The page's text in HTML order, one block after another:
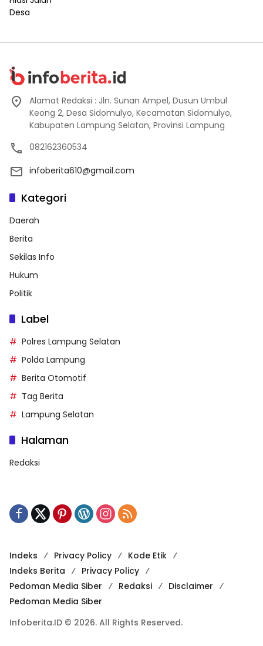
Alamat Redaksi : Jln. Sunan Ampel, Dusun Umbul
Keong 2, Desa Sidomulyo, Kecamatan Sidomulyo,
Kabupaten Lampung Selatan, Provinsi Lampung
082162360534
infoberita610@gmail.com
Kategori
Daerah
Berita
Sekilas Info
Hukum
Politik
Label
Polres Lampung Selatan
Polda Lampung
Berita Otomotif
Tag Berita
Lampung Selatan
Halaman
Redaksi
Indeks Privacy Policy
Kode Etik
Indeks Berita
Privacy Policy
Pedoman Media Siber
Redaksi
Disclaimer
Pedoman Media Siber
Infoberita.ID © 2026. All Rights Reserved.